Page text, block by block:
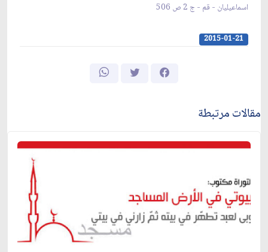
اسماعيليان - قم - ج 2 ص 506
2015-01-21
مقالات مرتبطة